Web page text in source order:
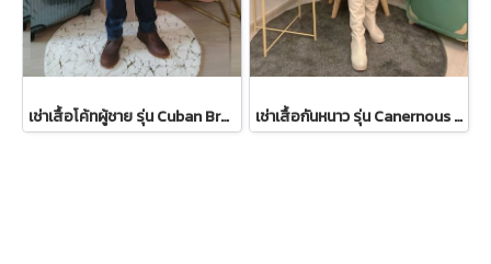
เช่าเสื้อโค้ทผู้ชาย รุ่น Cuban Brown Sand Double Breasted Coat 2107GCL1133FABR1 เช่าเสื้อกันหนาว รุ่น Canernous Black Single Breasted Coat 2109GCT1630FABK1